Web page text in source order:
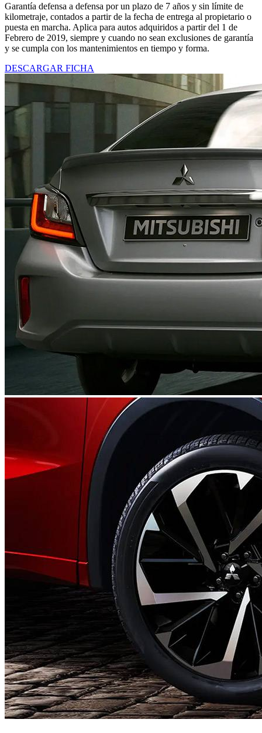
Garantía defensa a defensa por un plazo de 7 años y sin límite de
kilometraje, contados a partir de la fecha de entrega al propietario o
puesta en marcha. Aplica para autos adquiridos a partir del 1 de
Febrero de 2019, siempre y cuando no sean exclusiones de garantía
y se cumpla con los mantenimientos en tiempo y forma.
DESCARGAR FICHA